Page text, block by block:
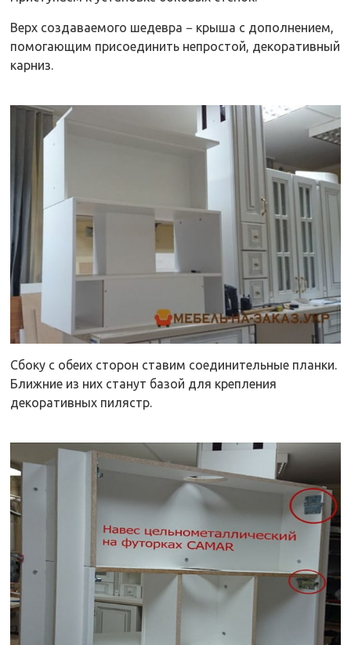
Верх создаваемого шедевра − крыша с дополнением,
помогающим присоединить непростой, декоративный
карниз.
Сбоку с обеих сторон ставим соединительные планки.
Ближние из них станут базой для крепления
декоративных пилястр.